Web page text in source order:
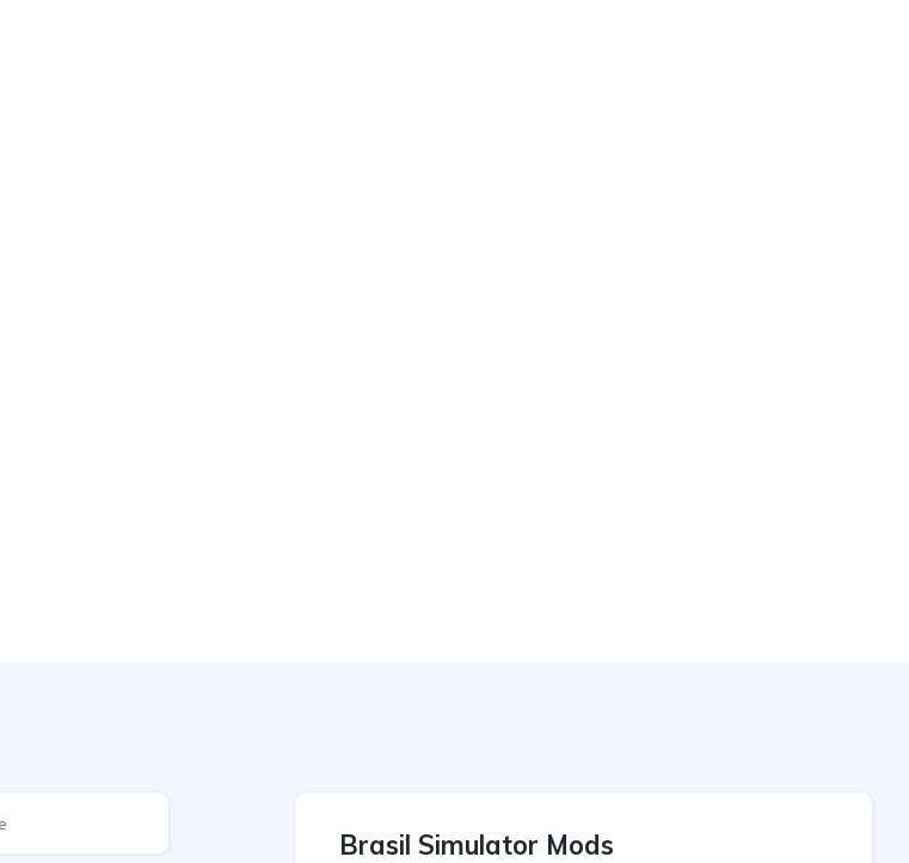
Brasil Simulator Mods